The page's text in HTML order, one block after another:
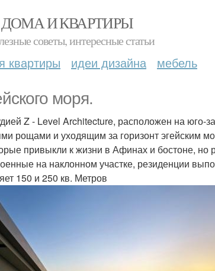
ДОМА И КВАРТИРЫ
советы, интересные статьи
квартиры идеи дизайна мебель
моря.
Z - Level Architecture, расположен на юго-
рощами и уходящим за горизонт эгейским
привыкли к жизни в Афинах и бостоне, но
на наклонном участке, резиденции
150 и 250 кв. Метров